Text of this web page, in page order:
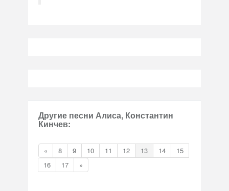
Другие песни Алиса, Константин
Кинчев:
« 8 9 10 11 12 13 14
15
16
17 »